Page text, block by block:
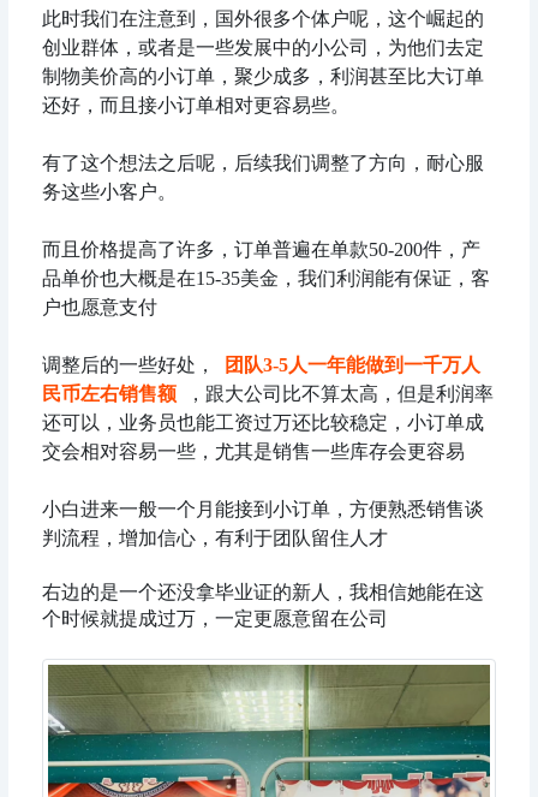
此时我们在注意到，国外很多个体户呢，这个崛起的
创业群体，或者是一些发展中的小公司，为他们去定
制物美价高的小订单，聚少成多，利润甚至比大订单
还好，而且接小订单相对更容易些。
有了这个想法之后呢，后续我们调整了方向，耐心服
务这些小客户。
而且价格提高了许多，订单普遍在单款50-200件，产
品单价也大概是在15-35美金，我们利润能有保证，客
户也愿意支付
调整后的一些好处，
团队3-5人一年能做到一千万人
民币左右销售额
，跟大公司比不算太高，但是利润率
还可以，业务员也能工资过万还比较稳定，小订单成
交会相对容易一些，尤其是销售一些库存会更容易
小白进来一般一个月能接到小订单，方便熟悉销售谈
判流程，增加信心，有利于团队留住人才
右边的是一个还没拿毕业证的新人，我相信她能在这
个时候就提成过万，一定更愿意留在公司